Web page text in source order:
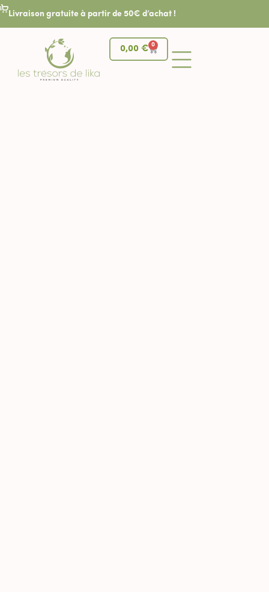
Livraison gratuite à partir de 50€ d’achat !
0,00€ 0